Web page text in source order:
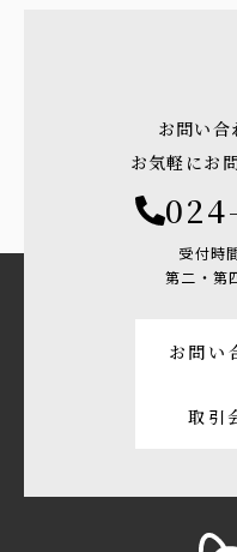
お問い
お気軽にお
受付時
第二・第
お問い
取引